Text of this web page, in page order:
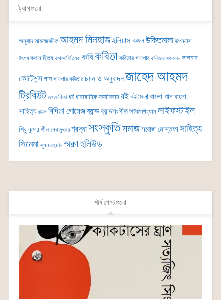
ট্যাগগুলো
অনুবাদ আত্মজৈবনিক আহমদ মিনহাজইলিয়াস কমলউক্তিমালা উপন্যাস
উৎসব কথাসাহিত্য কথাসাহিত্যিক কবিকবিতা কবিতার গানপার কবিতার সংকলন কালচার
কোটেশন্সগান গানপার কবিতার চয়ন ও অনুবাদনজাহেদ আহমদ
ট্রিবিউট তাৎক্ষণিকা ধর্ম ধারাবাহিকফ্যাসিবাদবইবইমেলাবাংলা গানবাংলা
সাহিত্য বাউল বিদিতা গোমেজব্যান্ডব্যান্ডসংগীত মিউজিশিয়্যান লাইফস্টাইল
শিবু কুমার শীল শেখ লুৎফর শ্রদ্ধাসংস্কৃতিসমাজসরোজ মোস্তফাসাহিত্য
সিনেমা সুমন রহমান স্মরণহলিউড
শীর্ষ পোস্টগুলো